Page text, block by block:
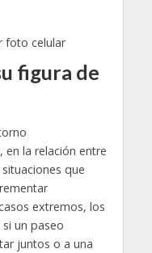
figura de
la relación entre
que
extremos, los
un paseo
juntos o a una